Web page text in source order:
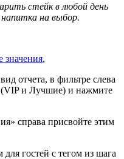
стейк в любой день
на выбор.
,
отчета, в фильтре слева
и Лучшие) и нажмите
справа присвойте этим
гостей с тегом из шага